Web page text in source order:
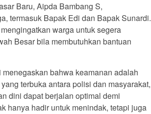
Baru, Aipda Bambang S,
termasuk Bapak Edi dan Bapak Sunardi.
warga untuk segera
Besar bila membutuhkan bantuan
bahwa keamanan adalah
terbuka antara polisi dan masyarakat,
dini dapat berjalan optimal demi
hanya hadir untuk menindak, tetapi juga